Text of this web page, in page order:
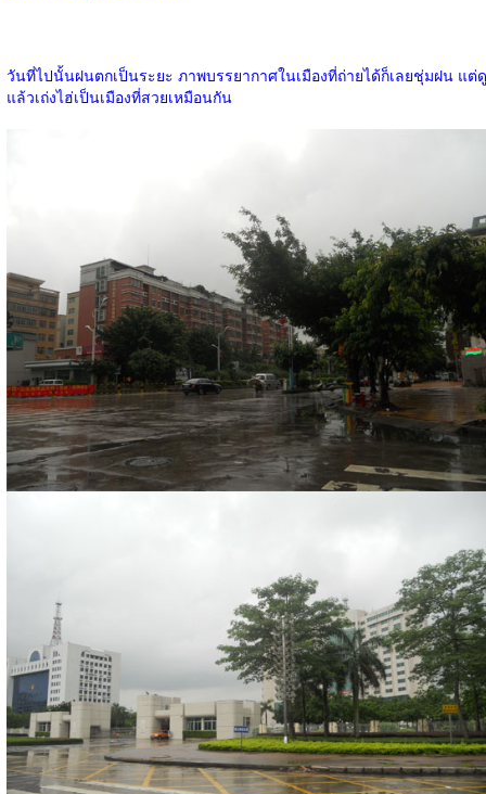
วันที่ไปนั้นฝนตกเป็นระยะ ภาพบรรยากาศในเมืองที่ถ่ายได้ก็เลยชุ่มฝน แต่ดู
แล้วเถ่งไฮ่เป็นเมืองที่สวยเหมือนกัน